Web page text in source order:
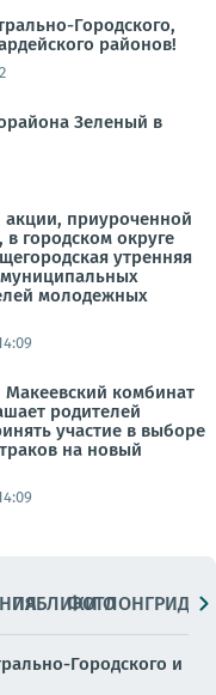
Городского,
районов!
Зеленый в
акции, приуроченной
городском округе
утренняя
молодежных
комбинат
родителей
участие в выборе
на новый
ПАБЛИКИ
ФОТОЛОНГРИДЫ
Городского и